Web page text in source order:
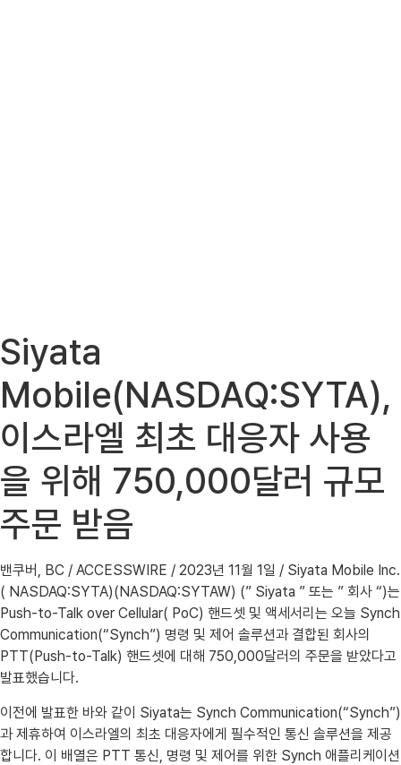
Siyata
Mobile(NASDAQ:SYTA),
이스라엘 최초 대응자 사용
을 위해 750,000달러 규모
주문 받음
밴쿠버, BC / ACCESSWIRE / 2023년 11월 1일 / Siyata Mobile Inc.
( NASDAQ:SYTA)(NASDAQ:SYTAW) (” Siyata ” 또는 ” 회사 “)는
Push-to-Talk over Cellular( PoC) 핸드셋 및 액세서리는 오늘 Synch
Communication(“Synch”) 명령 및 제어 솔루션과 결합된 회사의
PTT(Push-to-Talk) 핸드셋에 대해 750,000달러의 주문을 받았다고
발표했습니다.
이전에 발표한 바와 같이 Siyata는 Synch Communication(“Synch”)
과 제휴하여 이스라엘의 최초 대응자에게 필수적인 통신 솔루션을 제공
합니다. 이 배열은 PTT 통신, 명령 및 제어를 위한 Synch 애플리케이션